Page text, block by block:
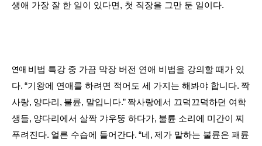
생애 가장 잘 한 일이 있다면, 첫 직장을 그만 둔 일이다.
연애 비법 특강 중 가끔 막장 버전 연애 비법을 강의할 때가 있
다. “기왕에 연애를 하려면 적어도 세 가지는 해봐야 합니다. 짝
사랑, 양다리 , 불륜, 말입니다.” 짝사랑에서 끄덕끄덕하던 여학
생들, 양다리에서 살짝 갸우뚱 하다가, 불륜 소리에 미간이 찌
푸려진다. 얼른 수습에 들어간다. “네 ,제가 말하는 불륜은 패륜